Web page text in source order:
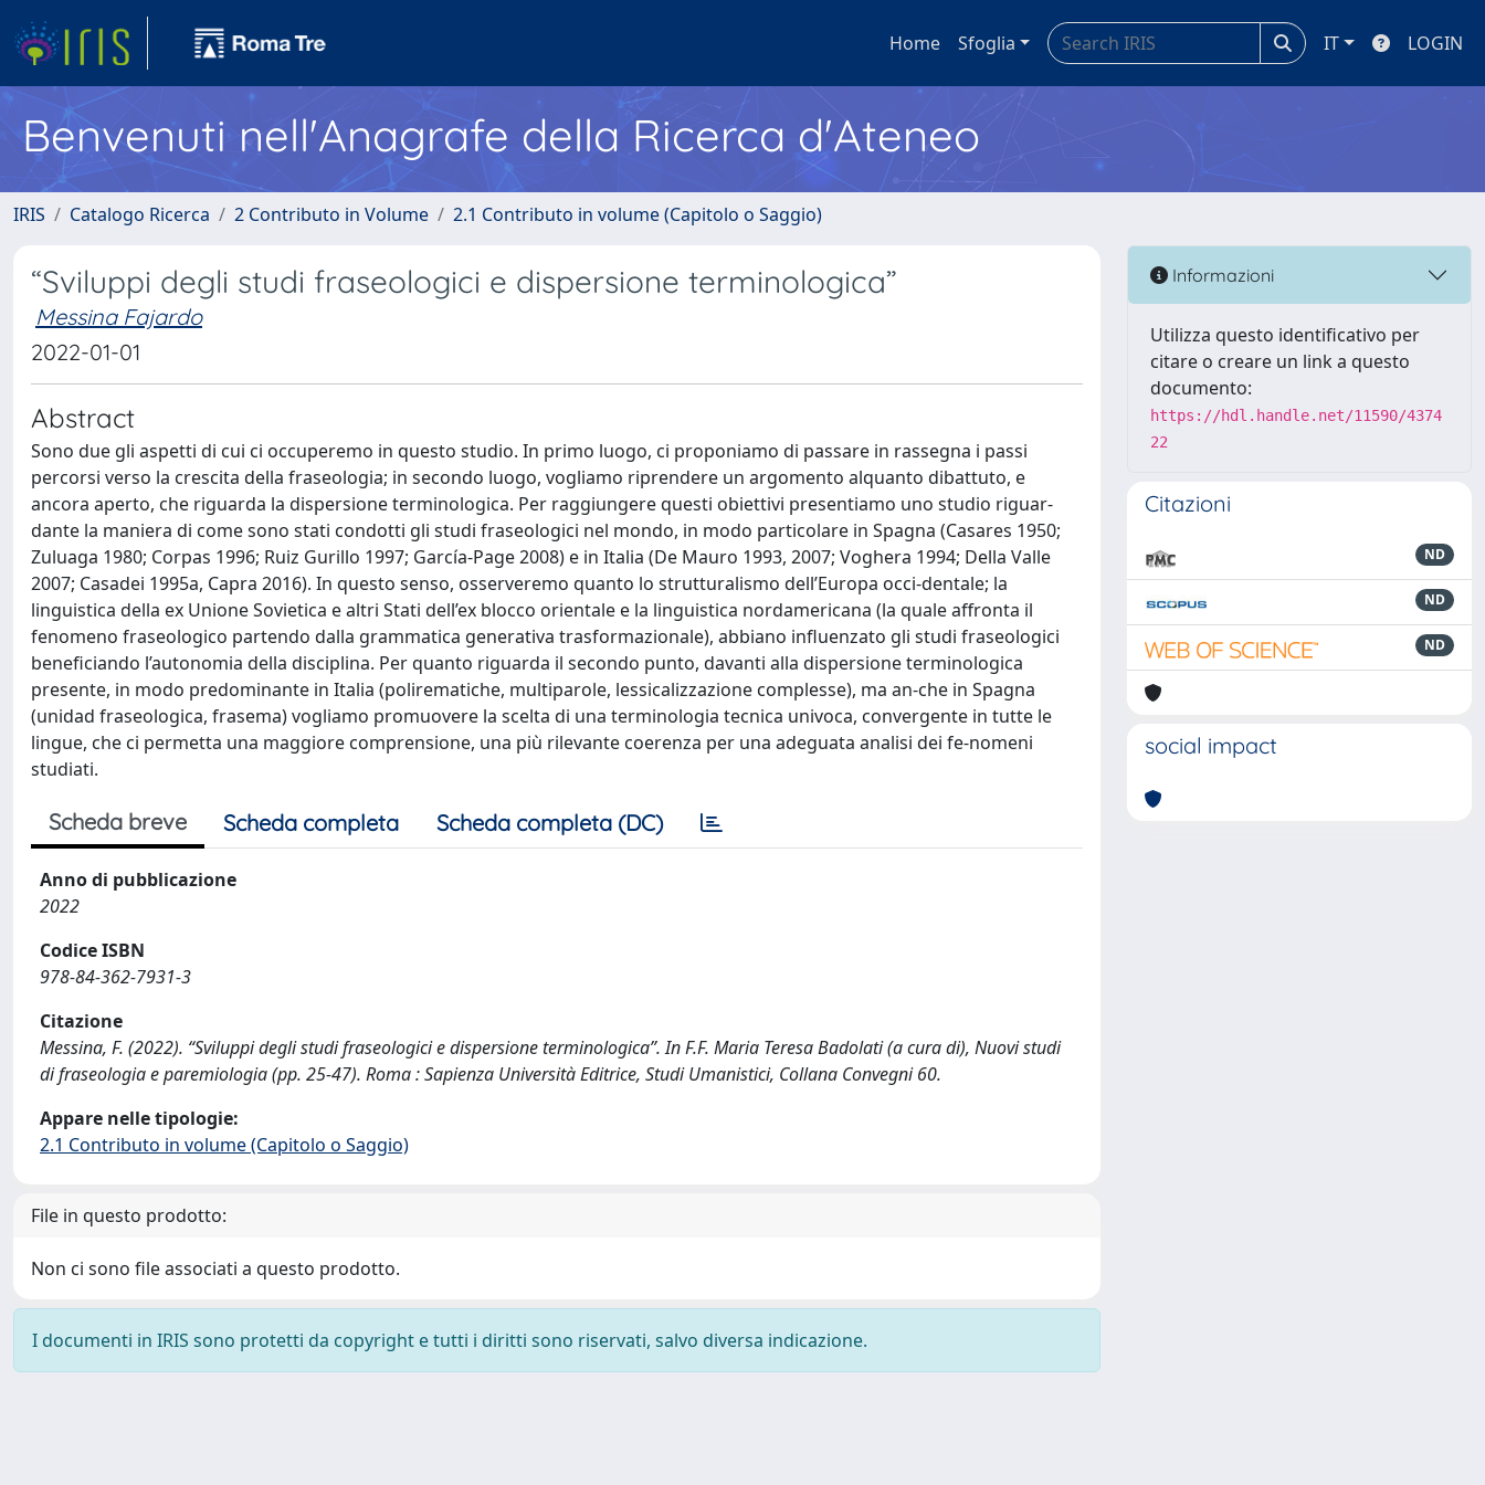
Home Sfoglia IT LOGIN
Benvenuti nell'Anagrafe della Ricerca d'Ateneo
IRIS Catalogo Ricerca 2 Contributo in Volume 2.1 Contributo in volume (Capitolo o Saggio)
“Sviluppi degli studi fraseologici e dispersione terminologica”
Messina Fajardo
2022-01-01
Abstract
Sono due gli aspetti di cui ci occuperemo in questo studio. In primo luogo, ci proponiamo di passare in rassegna i passi
percorsi verso la crescita della fraseologia; in secondo luogo, vogliamo riprendere un argomento alquanto dibattuto, e
ancora aperto, che riguarda la dispersione terminologica. Per raggiungere questi obiettivi presentiamo uno studio riguar-
dante la maniera di come sono stati condotti gli studi fraseologici nel mondo, in modo particolare in Spagna (Casares 1950;
Zuluaga 1980; Corpas 1996; Ruiz Gurillo 1997; García-Page 2008) e in Italia (De Mauro 1993, 2007; Voghera 1994; Della Valle
2007; Casadei 1995a, Capra 2016). In questo senso, osserveremo quanto lo strutturalismo dell’Europa occi-dentale; la
linguistica della ex Unione Sovietica e altri Stati dell’ex blocco orientale e la linguistica nordamericana (la quale affronta il
fenomeno fraseologico partendo dalla grammatica generativa trasformazionale), abbiano influenzato gli studi fraseologici
beneficiando l’autonomia della disciplina. Per quanto riguarda il secondo punto, davanti alla dispersione terminologica
presente, in modo predominante in Italia (polirematiche, multiparole, lessicalizzazione complesse), ma an-che in Spagna
(unidad fraseologica, frasema) vogliamo promuovere la scelta di una terminologia tecnica univoca, convergente in tutte le
lingue, che ci permetta una maggiore comprensione, una più rilevante coerenza per una adeguata analisi dei fe-nomeni
studiati.
Scheda breve Scheda completa Scheda completa (DC)
Anno di pubblicazione
2022
Codice ISBN
978-84-362-7931-3
Citazione
Messina, F. (2022). “Sviluppi degli studi fraseologici e dispersione terminologica”. In F.F. Maria Teresa Badolati (a cura di), Nuovi studi
di fraseologia e paremiologia (pp. 25-47). Roma : Sapienza Università Editrice, Studi Umanistici, Collana Convegni 60.
Appare nelle tipologie:
2.1 Contributo in volume (Capitolo o Saggio)
File in questo prodotto:
Non ci sono file associati a questo prodotto.
I documenti in IRIS sono protetti da copyright e tutti i diritti sono riservati, salvo diversa indicazione.
Informazioni
Utilizza questo identificativo per
citare o creare un link a questo
documento:
https://hdl.handle.net/11590/4374
22
Citazioni
ND
ND
ND
social impact